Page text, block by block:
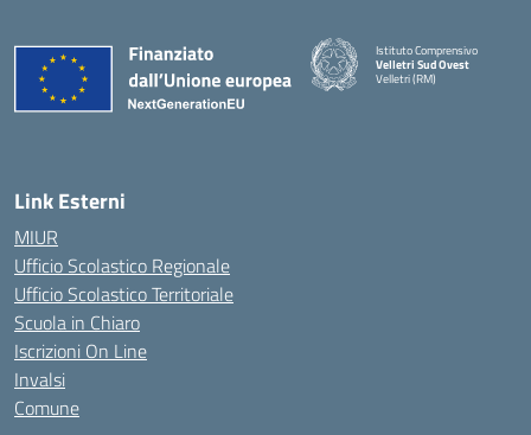
Istituto Comprensivo
Velletri Sud Ovest
Velletri (RM)
Link Esterni
MIUR
Ufficio Scolastico Regionale
Ufficio Scolastico Territoriale
Scuola in Chiaro
Iscrizioni On Line
Invalsi
Comune